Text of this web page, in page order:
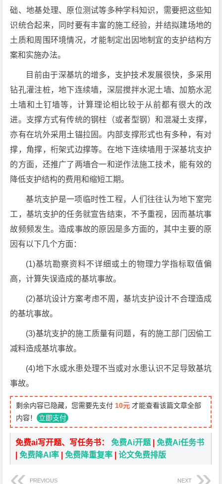
础、地基处理、原位测试等多种学科知识，需要把这些知
识统合起来，同时要有丰富的施工经验，并结拟建场地的
土质和周围环境情况，才能制定出因地制宜的支护结构方
案和实施办法。
目前由于深基坑的增多，支护技术发展很快，多采用
钻孔灌注桩，地下连续墙，深层搅拌水泥土墙、加筋水泥
土墙和土钉墙等，计算理论相比较于从前都有很大的改
进。支撑方式有传统的钢柱（或者型钢）和混凝土支撑，
亦有在坑外采用土锚拉固。内部支撑形式也有多种，有对
撑，角撑，桁架式边撑等。在地下连续墙用于深基坑支护
的方面，还推广了两墙合一和逆作法施工技术，能有效的
降低支护结构的费用和缩短工期。
基坑支护是一项临时性工程，人们往往认为地下室完
工，基坑支护的任务就宣告结束，不予重视，因而基坑事
故频频发生。造成事故的原因是多方面的，其中主要的原
因有以下几个方面：
(1)基坑勘察资料不详细或土的物理力学指标取值偏
高，计算失误造成的基坑事故。
(2)基坑设计方案考虑不周，基坑支护设计不合理造成
的基坑事故。
(3)基坑支护的施工质量有问题，有的施工部门因偷工
减料造成基坑事故。
(4)地下水或水患处理不当或对水患认识不足导致基坑
事故。
剩余内容已隐藏，您需要先支付 10元 才能查看该篇文章全部
内容！ 立即支付
免费ai写开题、写任务书：免费Ai开题 |免费Ai任务书
|免费降AI率 |免费降重复率 |论文免费排版
PREVIOUS NEXT